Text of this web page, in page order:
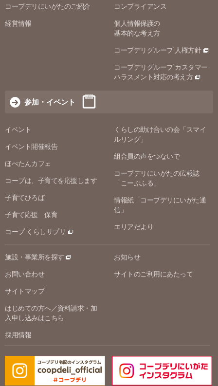
コープデリにいがたのご紹介
経営情報
コンプライアンス
個人情報保護の
基本的な考え方
コープデリグループ 人権方針
コープデリグループ カスタマー
ハラスメント対応の考え方
参加・イベント
イベント
イベント開催報告
ほぺたんカフェ
コープは、子育てを応援します
子育てひろば
子育て応援 保育
コープ くらしサプリ
くらしの助け合いの会「スマイ
ルリング」
組合員の声をつないで
コープデリにいがたの広報誌
「こーぷふる」
情報紙「コープデリにいがた通
信」
エリアだより
施設・事業所を探す
お問い合わせ
サイトマップ
はじめての方へ／資料請求・加
入申し込みはこちら
採用情報
お知らせ
サイトのご利用にあたって